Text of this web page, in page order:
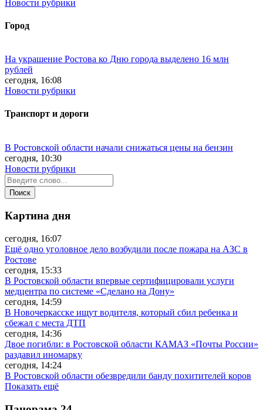
Новости рубрики
Город
На украшение Ростова ко Дню города выделено 16 млн
рублей
сегодня, 16:08
Новости рубрики
Транспорт и дороги
В Ростовской области начали снижаться цены на бензин
сегодня, 10:30
Новости рубрики
Картина дня
сегодня, 16:07
Ещё одно уголовное дело возбудили после пожара на АЗС в
Ростове
сегодня, 15:33
В Ростовской области впервые сертифицировали услуги
медцентра по системе «Сделано на Дону»
сегодня, 14:59
В Новочеркасске ищут водителя, который сбил ребенка и
сбежал с места ДТП
сегодня, 14:36
Двое погибли: в Ростовской области КАМАЗ «Почты России»
раздавил иномарку
сегодня, 14:24
В Ростовской области обезвредили банду похитителей коров
Показать ещё